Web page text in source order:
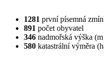
1281 první písemná
891 počet obyvatel
346 nadmořská výška
580 katastrální výměra